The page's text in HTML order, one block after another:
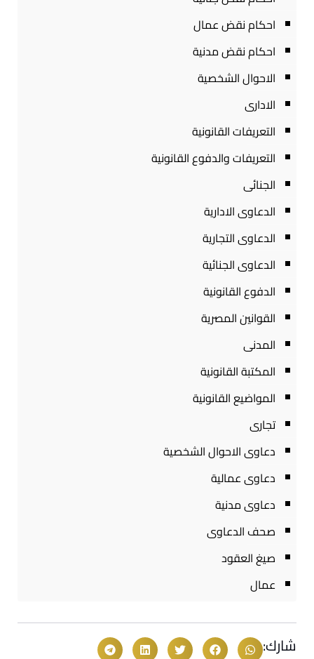
احكام نقض عمال
احكام نقض مدنية
الاحوال الشخصية
الادارى
التعريفات القانونية
التعريفات والدفوع القانونية
الجنائى
الدعاوى الادارية
الدعاوى التجارية
الدعاوى الجنائية
الدفوع القانونية
القوانين المصرية
المدنى
المكتبة القانونية
المواضيع القانونية
تجارى
دعاوى الاحوال الشخصية
دعاوى عمالية
دعاوى مدنية
صحف الدعاوى
صيغ العقود
عمال
شارك: